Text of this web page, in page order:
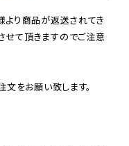
り商品が返送されてき
て頂きますのでご注意